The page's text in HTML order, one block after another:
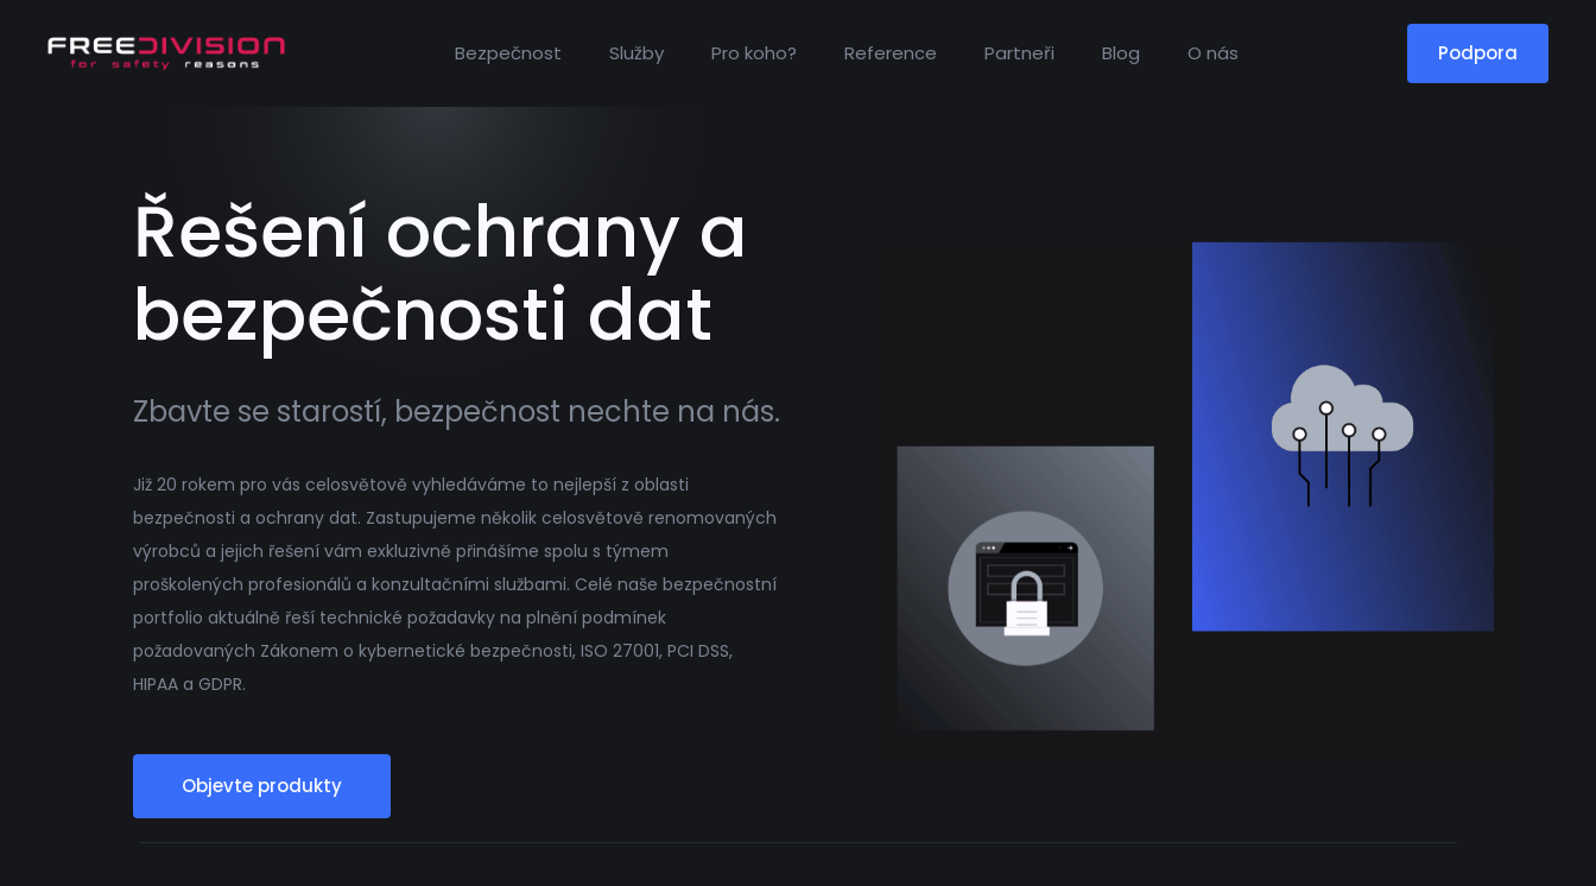
Bezpečnost Služby Pro koho? Reference Partneři Blog O nás Podpora
Řešení ochrany a
bezpečnosti dat
Zbavte se starostí, bezpečnost nechte na nás.
Již 20 rokem pro vás celosvětově vyhledáváme to nejlepší z oblasti
bezpečnosti a ochrany dat. Zastupujeme několik celosvětově renomovaných
výrobců a jejich řešení vám exkluzivně přinášíme spolu s týmem
proškolených profesionálů a konzultačními službami. Celé naše bezpečnostní
portfolio aktuálně řeší technické požadavky na plnění podmínek
požadovaných Zákonem o kybernetické bezpečnosti, ISO 27001, PCI DSS,
HIPAA a GDPR.
Objevte produkty